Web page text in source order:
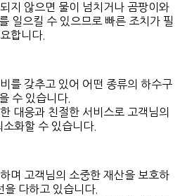
지 않으면 물이 넘치거나 곰팡이와
일으킬 수 있으므로 빠른 조치가 필
요합니다.
를 갖추고 있어 어떤 종류의 하수구
수 있습니다.
대응과 친절한 서비스로 고객님의
소화할 수 있습니다.
며 고객님의 소중한 재산을 보호하
을 다하고 있습니다.